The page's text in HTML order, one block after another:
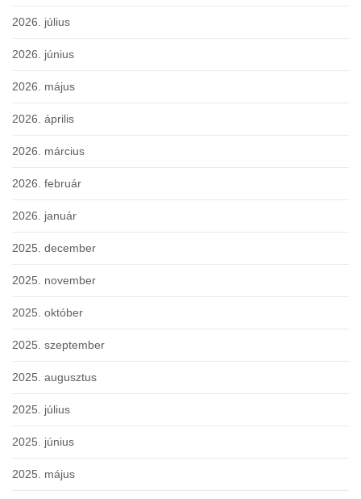
2026. július
2026. június
2026. május
2026. április
2026. március
2026. február
2026. január
2025. december
2025. november
2025. október
2025. szeptember
2025. augusztus
2025. július
2025. június
2025. május